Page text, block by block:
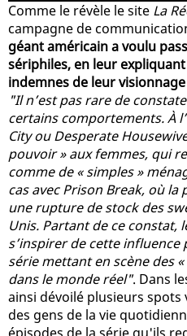
Comme le révèle le site La
campagne de
géant américain a voulu
sériphiles, en leur
indemnes de leur
"Il n’est pas rare de
certains comportements. À
City ou Desperate
pouvoir » aux femmes, qui
comme de « simples »
cas avec Prison Break, où
une rupture de stock des
Unis. Partant de ce constat,
s’inspirer de cette
série mettant en scène des
dans le monde réel". Dans
ainsi dévoilé plusieurs
des gens de la vie